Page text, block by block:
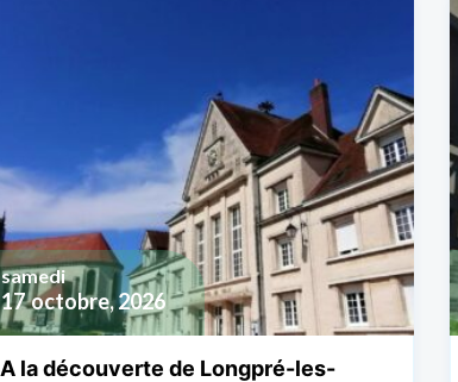
17 octobre, 2026
samedi
A la découverte de Longpré-les-